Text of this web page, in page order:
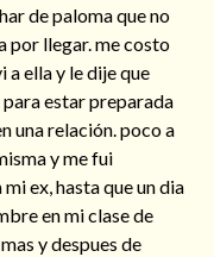
de paloma que no
por llegar. me costo
a ella y le dije que
estar preparada
una relación. poco a
y me fui
ex, hasta que un dia
en mi clase de
y despues de